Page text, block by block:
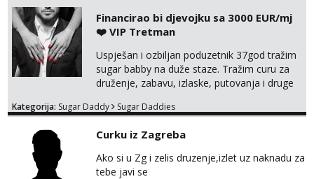
Financirao bi djevojku sa 3000 EUR/mj
❤️ VIP Tretman
Uspješan i ozbiljan poduzetnik 37god tražim
sugar babby na duže staze. Tražim curu za
druženje, zabavu, izlaske, putovanja i druge
otvorena, komunikativna, zgodna i atraktivna
markodalic37@gmail.com
Kategorija: Sugar Daddy Sugar Daddies
Curku iz Zagreba
Ako si u Zg i zelis druzenje,izlet uz naknadu za
tebe javi se